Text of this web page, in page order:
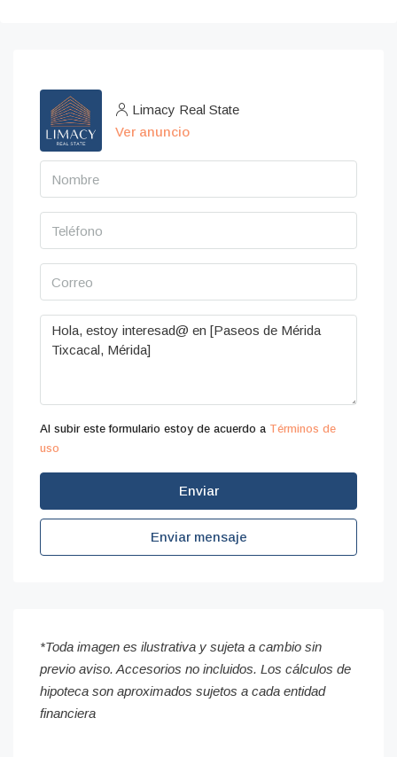
Limacy Real State
Ver anuncio
Al subir este formulario estoy de acuerdo a Términos de
uso
Enviar
Enviar mensaje
*Toda imagen es ilustrativa y sujeta a cambio sin
previo aviso. Accesorios no incluidos. Los cálculos de
hipoteca son aproximados sujetos a cada entidad
financiera